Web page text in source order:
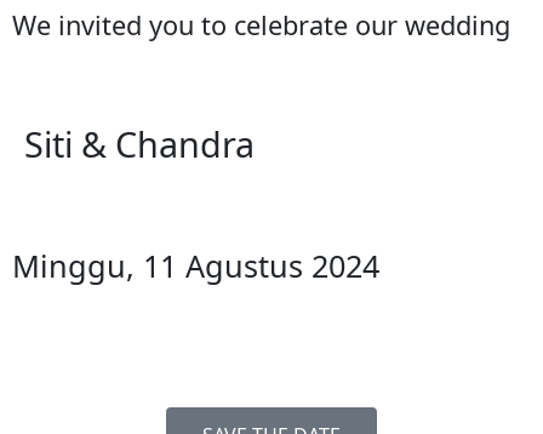
We invited you to celebrate our wedding
Siti & Chandra
Minggu, 11 Agustus 2024